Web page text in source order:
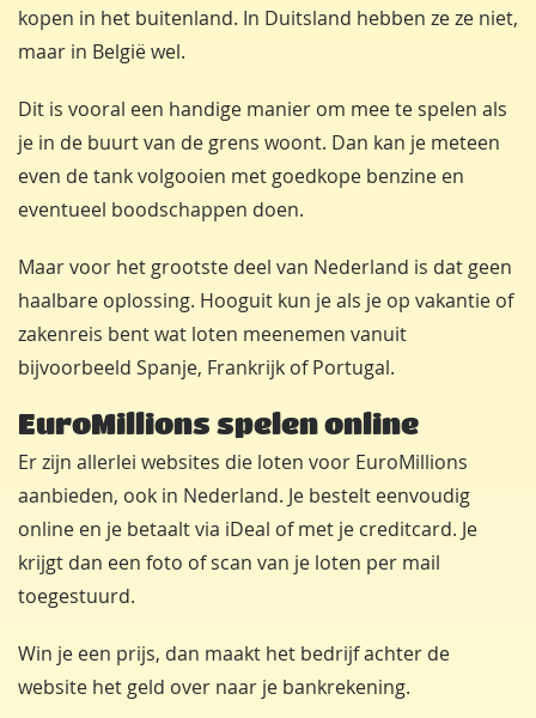
kopen in het buitenland. In Duitsland hebben ze ze niet,
maar in België wel.
Dit is vooral een handige manier om mee te spelen als
je in de buurt van de grens woont. Dan kan je meteen
even de tank volgooien met goedkope benzine en
eventueel boodschappen doen.
Maar voor het grootste deel van Nederland is dat geen
haalbare oplossing. Hooguit kun je als je op vakantie of
zakenreis bent wat loten meenemen vanuit
bijvoorbeeld Spanje, Frankrijk of Portugal.
EuroMillions spelen online
Er zijn allerlei websites die loten voor EuroMillions
aanbieden, ook in Nederland. Je bestelt eenvoudig
online en je betaalt via iDeal of met je creditcard. Je
krijgt dan een foto of scan van je loten per mail
toegestuurd.
Win je een prijs, dan maakt het bedrijf achter de
website het geld over naar je bankrekening.